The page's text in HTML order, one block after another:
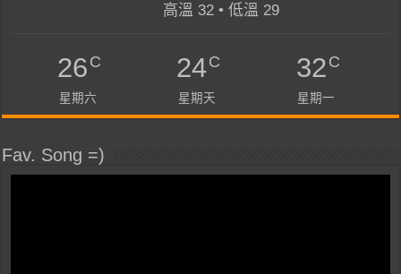
高溫 32 • 低溫 29
26C
星期六
24C
星期天
32C
星期一
Fav. Song =)